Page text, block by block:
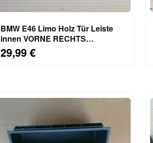
BMW E46 Limo Holz Tür Leiste
innen VORNE RECHTS
Verkleidung schwarz 8200726
29,99 €